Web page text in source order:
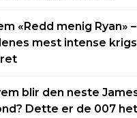
«Redd menig Ryan» –
mest intense
blir den neste
Dette er de 007